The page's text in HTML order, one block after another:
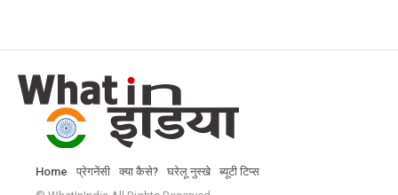
Home प्रेगनेंसी क्या कैसे? घरेलू नुस्खे
ब्यूटी टिप्स